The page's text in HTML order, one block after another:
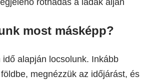
most másképp?
idő alapján locsolunk. Inkább
megnézzük az időjárást, és